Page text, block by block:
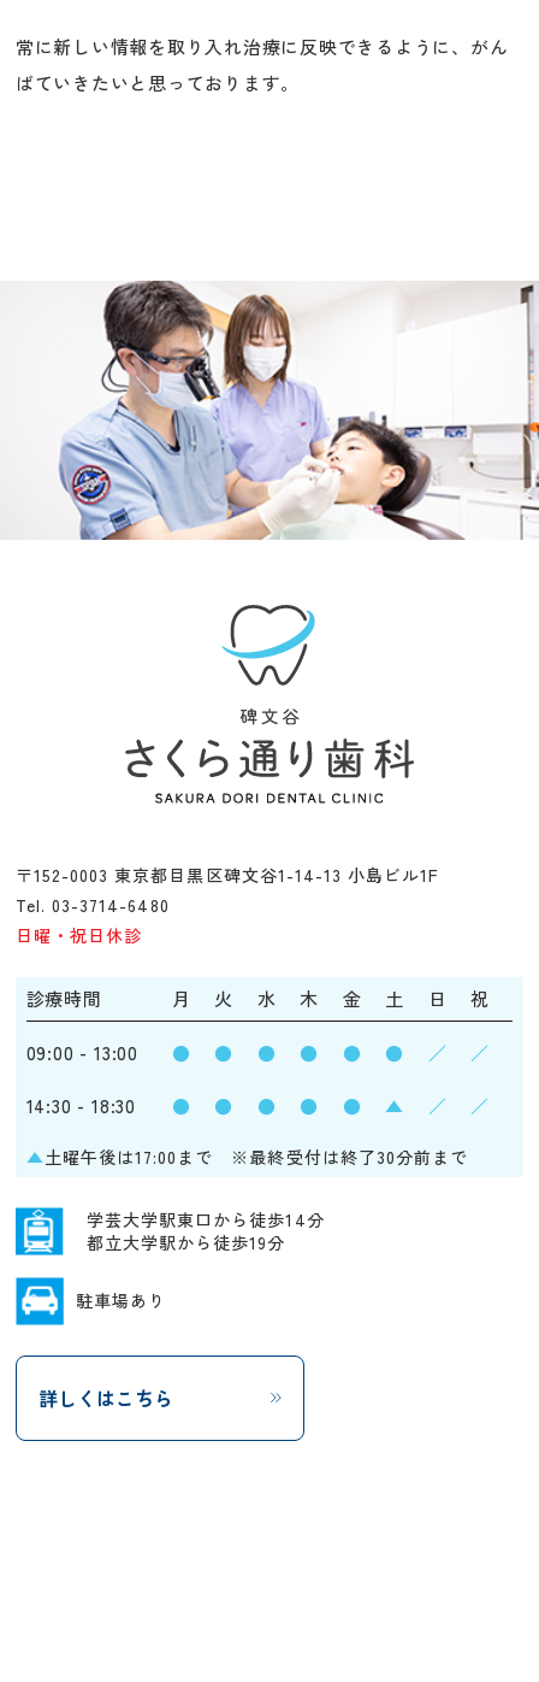
常に新しい情報を取り入れ治療に反映できるように、がん
ばていきたいと思っております。
〒152-0003 東京都目黒区碑文谷1-14-13 小島ビル1F
Tel. 03-3714-6480
日曜・祝日休診
診療時間 月 火 水 木 金 土 日 祝
09:00 - 13:00 ● ● ● ● ● ● ／ ／
14:30 - 18:30 ● ● ● ● ● ▲ ／ ／
▲土曜午後は17:00まで ※最終受付は終了30分前まで
学芸大学駅東口から徒歩14分
都立大学駅から徒歩19分
駐車場あり
詳しくはこちら